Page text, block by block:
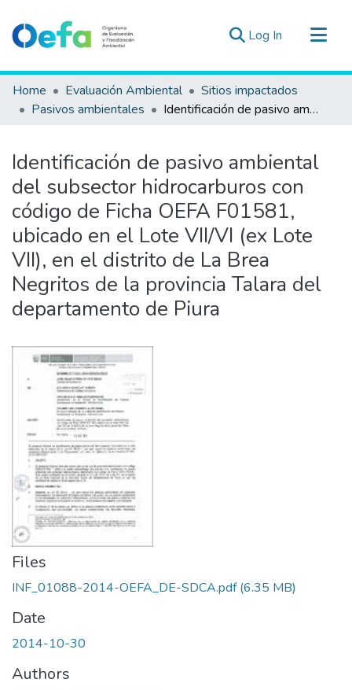
Log In (current)
Communities & Collections
All of DSpace
Estad. Externas
Guias ▾
Home Evaluación Ambiental
Sitios impactados
Pasivos ambientales
Identificación de pasivo ambiental del subsector hidrocarburos con código de Ficha OEFA F01581, ubicado en el Lote VII/VI (ex Lote VII), en el distrito de La Brea Negritos de la provincia Talara del departamento de Piura
Identificación de pasivo ambiental
del subsector hidrocarburos con
código de Ficha OEFA F01581,
ubicado en el Lote VII/VI (ex Lote
VII), en el distrito de La Brea
Negritos de la provincia Talara del
departamento de Piura
Files
INF_01088-2014-OEFA_DE-SDCA.pdf(6.35 MB)
Date
2014-10-30
Authors